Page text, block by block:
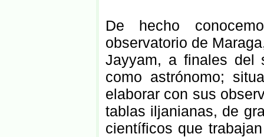
De hecho
observatorio de
Jayyam, a finales del
como astrónomo;
elaborar con sus
tablas iljanianas, de
científicos que